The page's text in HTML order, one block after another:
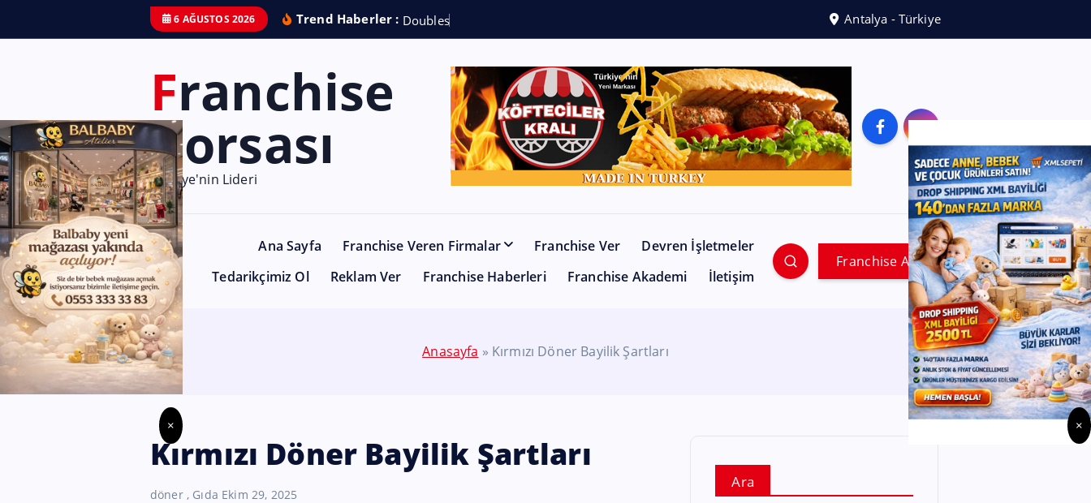
6 AĞUSTOS 2026 Trend Haberler : Doublesh Antalya - Türkiye
Franchise
Borsası
Türkiye'nin Lideri
Ana Sayfa Franchise Veren Firmalar Franchise Ver
Devren İşletmeler
Tedarikçimiz Ol
Reklam Ver Franchise Haberleri Franchise Akademi İletişim
Franchise Ara
Anasayfa » Kırmızı Döner Bayilik Şartları
Kırmızı Döner Bayilik Şartları
döner, Gıda Ekim 29, 2025
Ara
× ×